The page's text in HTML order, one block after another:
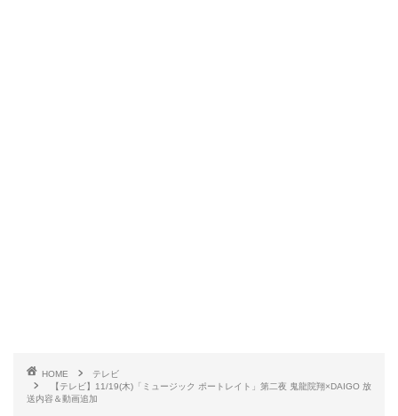
HOME
テレビ
【テレビ】11/19(木)「ミュージック ポートレイト」第二夜 鬼龍院翔×DAIGO 放
送内容＆動画追加